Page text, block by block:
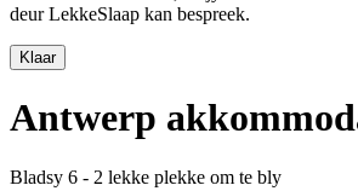
deur LekkeSlaap kan bespreek.
Klaar
Antwerp
Bladsy 6 - 2 lekke plekke om te bly